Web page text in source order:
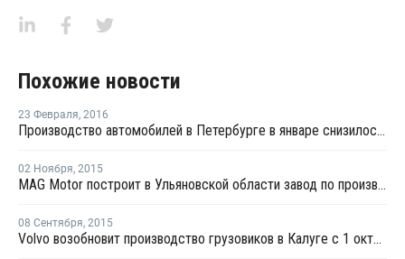
Похожие новости
23 Февраля, 2016
Производство автомобилей в Петербурге в январе снизилось наполовину
02 Ноября, 2015
MAG Motor построит в Ульяновской области завод по производству автобусов и грузовиков
08 Сентября, 2015
Volvo возобновит производство грузовиков в Калуге с 1 октября